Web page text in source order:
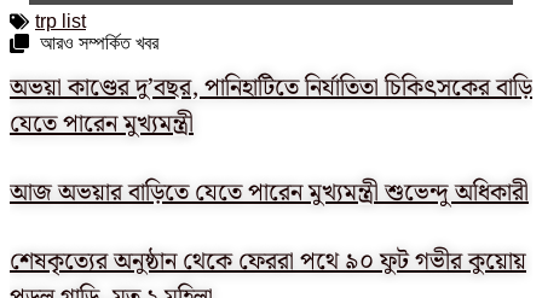
trp list
আরও সম্পর্কিত খবর
অভয়া কাণ্ডের দু’বছর, পানিহাটিতে নির্যাতিতা চিকিৎসকের বাড়ি
যেতে পারেন মুখ্যমন্ত্রী
আজ অভয়ার বাড়িতে যেতে পারেন মুখ্যমন্ত্রী শুভেন্দু অধিকারী
শেষকৃত্যের অনুষ্ঠান থেকে ফেররা পথে ৯০ ফুট গভীর কুয়োয়